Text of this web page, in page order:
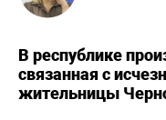
В республике
связанная с
жительницы